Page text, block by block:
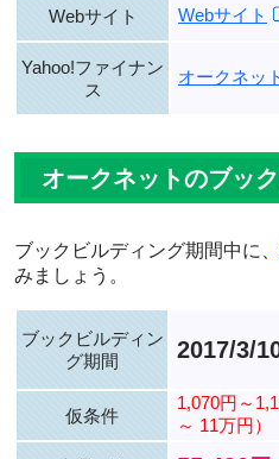
Webサイト Webサイト
Yahoo!ファイナン
ス
オークネッ
オークネットのブッ
ブックビルディング期間中に、
みましょう。
ブックビルディン
グ期間
2017/3/
仮条件
1,070円～
～ 11万円）